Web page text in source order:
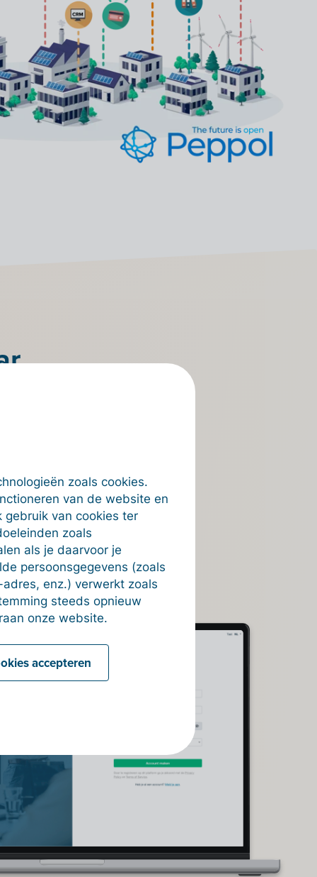
zoals cookies.
van de website en
van cookies ter
zoals
als je daarvoor je
persoonsgegevens (zoals
enz.) verwerkt zoals
steeds opnieuw
onze website.
accepteren